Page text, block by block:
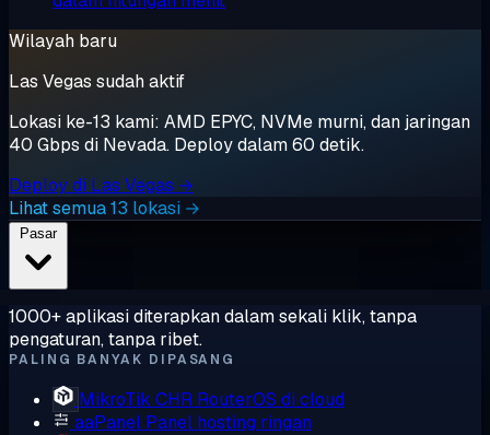
Wilayah baru
Las Vegas sudah aktif
Lokasi ke-13 kami: AMD EPYC, NVMe murni, dan jaringan
40 Gbps di Nevada. Deploy dalam 60 detik.
Deploy di Las Vegas →
Lihat semua 13 lokasi →
Pasar
1000+ aplikasi diterapkan dalam sekali klik, tanpa
pengaturan, tanpa ribet.
PALING BANYAK DIPASANG
MikroTik CHR RouterOS di cloud
aaPanel Panel hosting ringan